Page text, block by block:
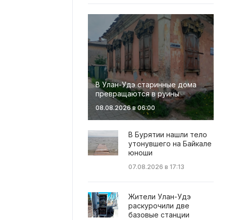
В Улан-Удэ старинные дома
превращаются в руины
08.08.2026 в 06:00
В Бурятии нашли тело
утонувшего на Байкале
юноши
07.08.2026 в 17:13
Жители Улан-Удэ
раскурочили две
базовые станции